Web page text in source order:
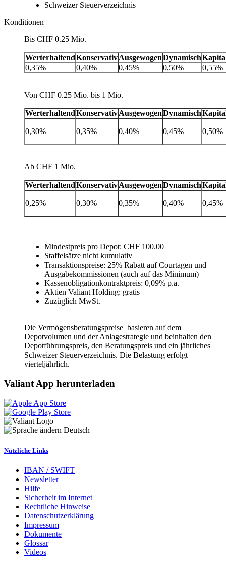
Schweizer Steuerverzeichnis
Konditionen
Bis CHF 0.25 Mio.
WerterhaltendKonservativAusgewogenDynamisch
0,35%
0,40% 0,45% 0,50% 0,55%
Von CHF 0.25 Mio. bis 1 Mio.
WerterhaltendKonservativAusgewogenDynamisch
0,30% 0,35% 0,40% 0,45% 0,50%
Ab CHF 1 Mio.
WerterhaltendKonservativAusgewogenDynamisch
0,25% 0,30% 0,35% 0,40% 0,45%
Mindestpreis pro Depot: CHF 100.00
Staffelsätze nicht kumulativ
Transaktionspreise: 25% Rabatt auf Courtagen und
Ausgabekommissionen (auch auf das Minimum)
Kassenobligationkontraktpreis: 0,09% p.a.
Aktien Valiant Holding: gratis
Zuzüglich MwSt.
Die Vermögensberatungspreise basieren auf dem
Depotvolumen und der Anlagestrategie und beinhalten den
Depotführungspreis, den Beratungspreis und ein jährliches
Schweizer Steuerverzeichnis. Die Belastung erfolgt
vierteljährlich.
Valiant App herunterladen
Deutsch
Nützliche Links
IBAN / SWIFT
Newsletter
Hilfe
Sicherheit im Internet
Rechtliche Hinweise
Datenschutzerklärung
Impressum
Dokumente
Glossar
Videos